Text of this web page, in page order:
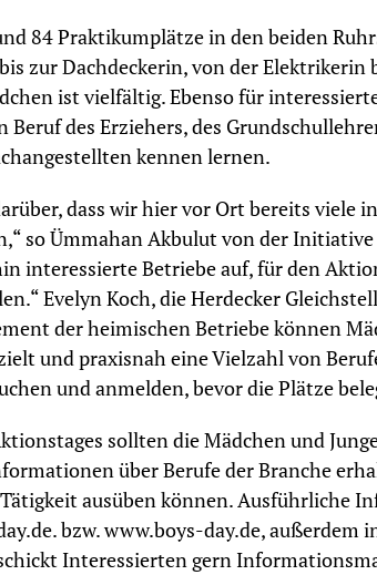
84 Praktikumplätze in den beiden
zur Dachdeckerin, von der Elektrikerin
ist vielfältig. Ebenso für
Beruf des Erziehers, des
kennen lernen.
dass wir hier vor Ort bereits viele
so Ümmahan Akbulut von der Initiative
interessierte Betriebe auf, für den
Evelyn Koch, die Herdecker
der heimischen Betriebe können
und praxisnah eine Vielzahl von
und anmelden, bevor die Plätze
sollten die Mädchen und
über Berufe der Branche
ausüben können. Ausführliche
bzw. www.boys-day.de, außerdem
Interessierten gern